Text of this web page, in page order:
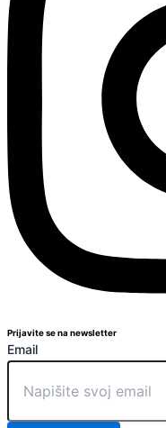
Prijavite se na newsletter
Email